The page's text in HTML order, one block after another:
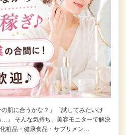
の肌に合うかな？」「試してみたいけ
…」 そんな気持ち、美容モニターで解決
粧品・健康食品・サプリメン…